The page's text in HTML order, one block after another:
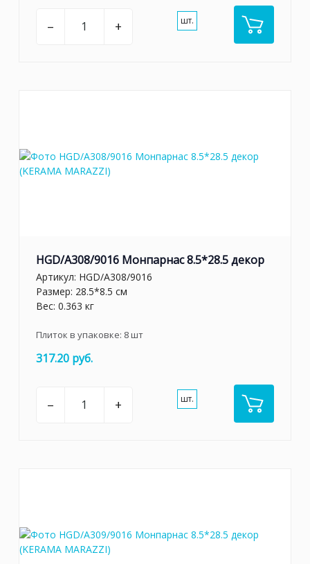
– + шт.
HGD/A308/9016 Монпарнас 8.5*28.5 декор
Артикул: HGD/A308/9016
Размер: 28.5*8.5 см
Вес: 0.363 кг
Плиток в упаковке: 8шт
317.20 руб.
– + шт.